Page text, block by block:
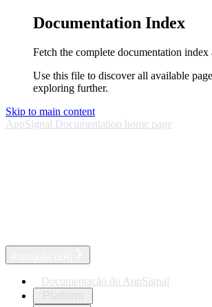
Documentation Index
Fetch the complete documentation index
Use this file to discover all available
exploring further.
Skip to main content
AppSignal Documentation home page
Documentação do AppSignal